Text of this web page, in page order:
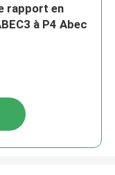
rapport en
à P4 Abec